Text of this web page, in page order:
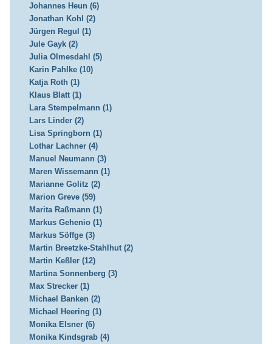
Johannes Heun (6)
Jonathan Kohl (2)
Jürgen Regul (1)
Jule Gayk (2)
Julia Olmesdahl (5)
Karin Pahlke (10)
Katja Roth (1)
Klaus Blatt (1)
Lara Stempelmann (1)
Lars Linder (2)
Lisa Springborn (1)
Lothar Lachner (4)
Manuel Neumann (3)
Maren Wissemann (1)
Marianne Golitz (2)
Marion Greve (59)
Marita Raßmann (1)
Markus Gehenio (1)
Markus Söffge (3)
Martin Breetzke-Stahlhut (2)
Martin Keßler (12)
Martina Sonnenberg (3)
Max Strecker (1)
Michael Banken (2)
Michael Heering (1)
Monika Elsner (6)
Monika Kindsgrab (4)